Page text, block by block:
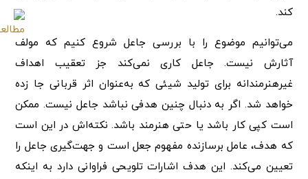
کند.
می‌توانیم موضوع را با بررسی جاعل شروع کنیم که مولف
آثارش نیست. جاعل کاری نمی‌کند جز تعقیب اهداف
غیرهنرمندانه برای تولید شیئی که به‌عنوان اثر قربانی جا زده
خواهد شد. اگر به دنبال چنین هدفی نباشد جاعل نیست. ممکن
است کپی کار باشد یا حتی هنرمند باشد. نکته‌اش در این است
که هدف، عامل برسازنده مفهوم جعل است و جهت‌گیری جاعل را
تعیین می‌کند. این هدف اشارات تلویحی فراوانی دارد به اینکه